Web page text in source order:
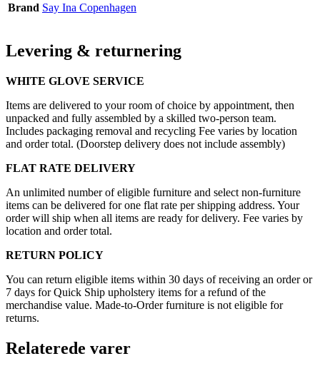
Brand Say Ina Copenhagen
Levering & returnering
WHITE GLOVE SERVICE
Items are delivered to your room of choice by appointment, then
unpacked and fully assembled by a skilled two-person team.
Includes packaging removal and recycling Fee varies by location
and order total. (Doorstep delivery does not include assembly)
FLAT RATE DELIVERY
An unlimited number of eligible furniture and select non-furniture
items can be delivered for one flat rate per shipping address. Your
order will ship when all items are ready for delivery. Fee varies by
location and order total.
RETURN POLICY
You can return eligible items within 30 days of receiving an order or
7 days for Quick Ship upholstery items for a refund of the
merchandise value. Made-to-Order furniture is not eligible for
returns.
Relaterede varer